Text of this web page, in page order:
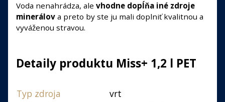
Voda nenahrádza, ale vhodne dopĺňa iné zdroje
minerálov a preto by ste ju mali doplniť kvalitnou a
vyváženou stravou.
Detaily produktu Miss+ 1,2 l PET
Typ zdroja
vrt